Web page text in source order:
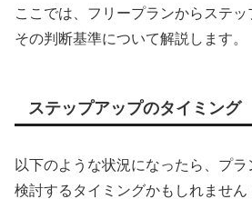
ここでは、フリープランからステッ
その判断基準について解説します。
ステップアップのタイミング
以下のような状況になったら、プ
検討するタイミングかもしれません